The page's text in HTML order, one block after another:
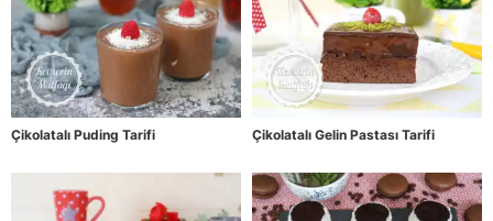
Çikolatalı Puding Tarifi Çikolatalı Gelin Pastası Tarifi